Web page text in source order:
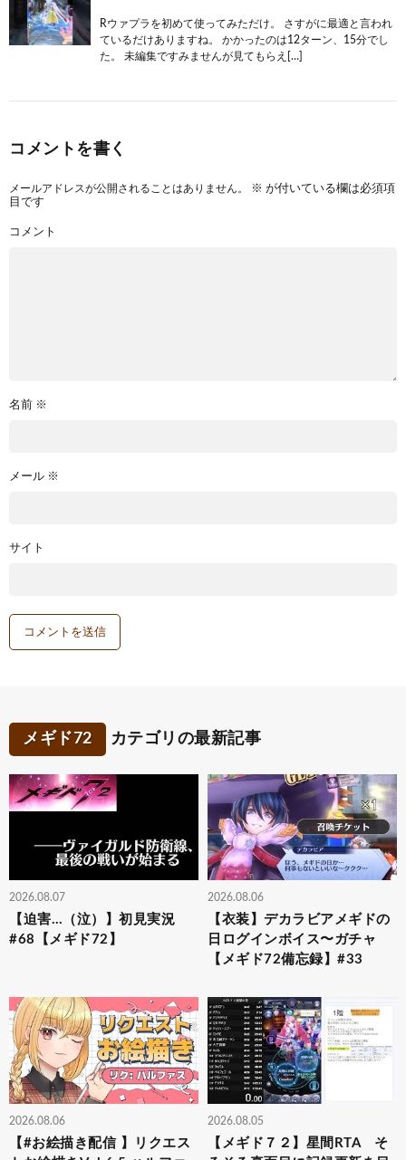
Rウァプラを初めて使ってみただけ。 さすがに最適と言われ
ているだけありますね。 かかったのは12ターン、15分でし
た。 未編集ですみませんが見てもらえ[…]
コメントを書く
メールアドレスが公開されることはありません。 ※ が付いている欄は必須項
目です
コメント
名前 ※
メール ※
サイト
メギド72 カテゴリの最新記事
2026.08.07
【迫害…（泣）】初見実況
#68【メギド72】
2026.08.06
【衣装】デカラビアメギドの
日ログインボイス〜ガチャ
【メギド72備忘録】#33
2026.08.06
【#お絵描き配信 】リクエス
2026.08.05
【メギド７２】星間RTA そ